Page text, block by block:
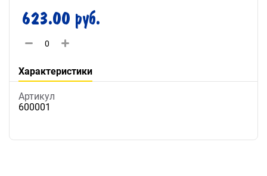
623.00 руб.
Характеристики
Артикул
600001